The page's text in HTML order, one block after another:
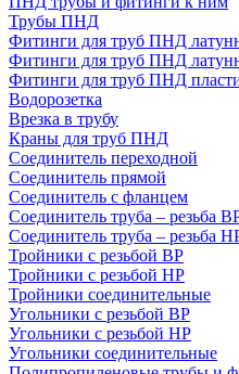
Трубы ПНД
Фитинги для труб ПНД
Фитинги для труб ПНД
Фитинги для труб ПНД
Водорозетка
Врезка в трубу
Краны для труб ПНД
Соединитель переходной
Соединитель прямой
Соединитель с фланцем
Соединитель труба – резьба
Соединитель труба – резьба
Тройники с резьбой ВР
Тройники с резьбой НР
Тройники соединительные
Угольники с резьбой ВР
Угольники с резьбой НР
Угольники соединительные